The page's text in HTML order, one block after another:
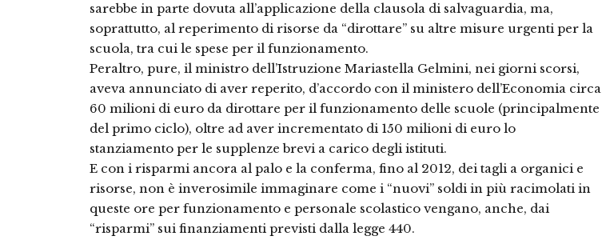
sarebbe in parte dovuta all’applicazione della clausola di salvaguardia, ma,
soprattutto, al reperimento di risorse da “dirottare” su altre misure urgenti per la
scuola, tra cui le spese per il funzionamento.
Peraltro, pure, il ministro dell’Istruzione Mariastella Gelmini, nei giorni scorsi,
aveva annunciato di aver reperito, d’accordo con il ministero dell’Economia circa
60 milioni di euro da dirottare per il funzionamento delle scuole (principalmente
del primo ciclo), oltre ad aver incrementato di 150 milioni di euro lo
stanziamento per le supplenze brevi a carico degli istituti.
E con i risparmi ancora al palo e la conferma, fino al 2012, dei tagli a organici e
risorse, non è inverosimile immaginare come i “nuovi” soldi in più racimolati in
queste ore per funzionamento e personale scolastico vengano, anche, dai
“risparmi” sui finanziamenti previsti dalla legge 440.